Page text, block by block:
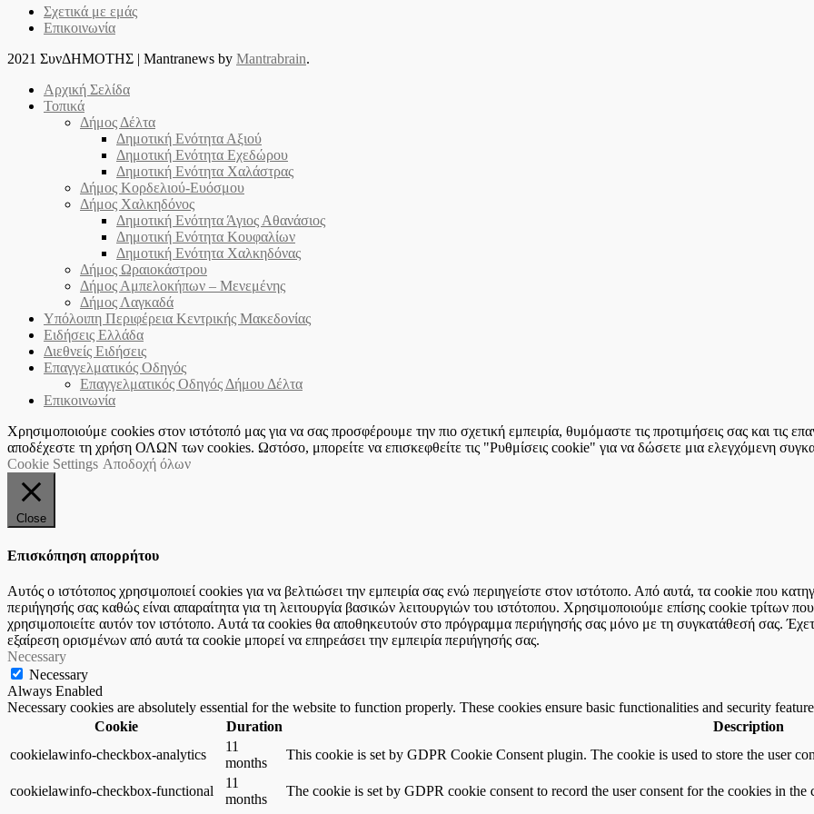
Σχετικά με εμάς
Επικοινωνία
2021 ΣυνΔΗΜΟΤΗΣ
Mantranews by Mantrabrain.
Αρχική Σελίδα
Τοπικά
Δήμος Δέλτα
Δημοτική Ενότητα Αξιού
Δημοτική Ενότητα Εχεδώρου
Δημοτική Ενότητα Χαλάστρας
Δήμος Κορδελιού-Ευόσμου
Δήμος Χαλκηδόνος
Δημοτική Ενότητα Άγιος Αθανάσιος
Δημοτική Ενότητα Κουφαλίων
Δημοτική Ενότητα Χαλκηδόνας
Δήμος Ωραιοκάστρου
Δήμος Αμπελοκήπων – Μενεμένης
Δήμος Λαγκαδά
Υπόλοιπη Περιφέρεια Κεντρικής Μακεδονίας
Ειδήσεις Ελλάδα
Διεθνείς Ειδήσεις
Επαγγελματικός Οδηγός
Επαγγελματικός Οδηγός Δήμου Δέλτα
Επικοινωνία
Χρησιμοποιούμε cookies στον ιστότοπό μας για να σας προσφέρουμε την πιο σχετική εμπειρία, θυμόμαστε τις προτιμήσεις σας και τις
αποδέχεστε τη χρήση ΟΛΩΝ των cookies. Ωστόσο, μπορείτε να επισκεφθείτε τις "Ρυθμίσεις cookie" για να δώσετε μια ελεγχόμενη
Cookie Settings Αποδοχή όλων
Close
Επισκόπηση απορρήτου
Αυτός ο ιστότοπος χρησιμοποιεί cookies για να βελτιώσει την εμπειρία σας ενώ περιηγείστε στον ιστότοπο. Από αυτά, τα cookie που
περιήγησής σας καθώς είναι απαραίτητα για τη λειτουργία βασικών λειτουργιών του ιστότοπου. Χρησιμοποιούμε επίσης cookie
χρησιμοποιείτε αυτόν τον ιστότοπο. Αυτά τα cookies θα αποθηκευτούν στο πρόγραμμα περιήγησής σας μόνο με τη συγκατάθεσή σας.
εξαίρεση ορισμένων από αυτά τα cookie μπορεί να επηρεάσει την εμπειρία περιήγησής σας.
Necessary
Necessary
Always Enabled
Necessary cookies are absolutely essential for the website to function properly. These cookies ensure basic functionalities and security
Cookie
Duration
Description
cookielawinfo-checkbox-analytics
11
months
This cookie is set by GDPR Cookie Consent plugin. The cookie is used to store the user
cookielawinfo-checkbox-functional
11
months
The cookie is set by GDPR cookie consent to record the user consent for the cookies in